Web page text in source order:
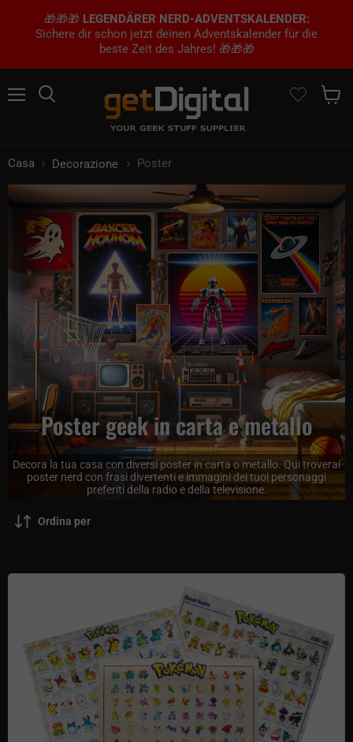
🎁🎁🎁 LEGENDÄRER NERD-ADVENTSKALENDER:
Sichere dir schon jetzt deinen Adventskalender für die
beste Zeit des Jahres! 🎁🎁🎁
Casa Decorazione Poster
Poster geek in carta e metallo
Decora la tua casa con diversi poster in carta o metallo. Qui troverai
poster nerd con frasi divertenti e immagini dei tuoi personaggi
preferiti della radio e della televisione.
Ordina per